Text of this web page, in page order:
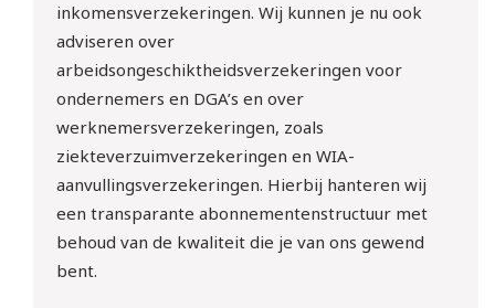
inkomensverzekeringen. Wij kunnen je nu ook
adviseren over
arbeidsongeschiktheidsverzekeringen voor
ondernemers en DGA’s en over
werknemersverzekeringen, zoals
ziekteverzuimverzekeringen en WIA-
aanvullingsverzekeringen. Hierbij hanteren wij
een transparante abonnementenstructuur met
behoud van de kwaliteit die je van ons gewend
bent.